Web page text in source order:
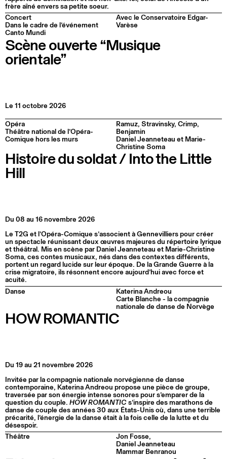
frère aîné envers sa petite soeur.
Concert
Dans le cadre de l’événement
Canto Mundi
Avec le Conservatoire Edgar-
Varèse
Scène ouverte “Musique
orientale”
Le 11 octobre 2026
Opéra
Théâtre national de l’Opéra-
Comique hors les murs
Ramuz, Stravinsky, Crimp,
Benjamin
Daniel Jeanneteau et Marie-
Christine Soma
Histoire du soldat / Into the Little
Hill
Du 08 au 16 novembre 2026
Le T2G et l’Opéra-Comique s’associent à Gennevilliers pour créer
un spectacle réunissant deux œuvres majeures du répertoire lyrique
et théâtral. Mis en scène par Daniel Jeanneteau et Marie-Christine
Soma, ces contes musicaux, nés dans des contextes différents,
portent un regard lucide sur leur époque. De la Grande Guerre à la
crise migratoire, ils résonnent encore aujourd’hui avec force et
acuité.
Danse
Katerina Andreou
Carte Blanche - la compagnie
nationale de danse de Norvège
HOW ROMANTIC
Du 19 au 21 novembre 2026
Invitée par la compagnie nationale norvégienne de danse
contemporaine, Katerina Andreou propose une pièce de groupe,
traversée par son énergie intense sonores pour s’emparer de la
question du couple. HOW ROMANTIC s’inspire des marathons de
danse de couple des années 30 aux États-Unis où, dans une terrible
précarité, l’énergie de la danse était à la fois celle de la lutte et du
désespoir.
Théâtre
Jon Fosse,
Daniel Jeanneteau
Mammar Benranou